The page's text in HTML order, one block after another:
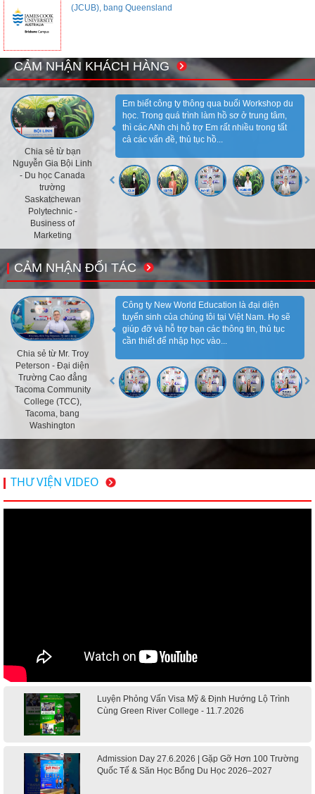
(JCUB), bang Queensland
CẢM NHẬN KHÁCH HÀNG
Chia sẻ từ bạn
Nguyễn Gia Bội Linh
- Du học Canada
trường
Saskatchewan
Polytechnic -
Business of
Marketing
Em biết công ty thông qua buổi Workshop du
học. Trong quá trình làm hồ sơ ở trung tâm,
thì các ANh chị hỗ trợ Em rất nhiều trong tất
cả các vấn đề, thủ tục hồ...
CẢM NHẬN ĐỐI TÁC
Chia sẻ từ Mr. Troy
Peterson - Đại diện
Trường Cao đẳng
Tacoma Community
College (TCC),
Tacoma, bang
Washington
Công ty New World Education là đại diện
tuyển sinh của chúng tôi tại Việt Nam. Họ sẽ
giúp đỡ và hỗ trợ bạn các thông tin, thủ tục
cần thiết để nhập học vào...
THƯ VIỆN VIDEO
Luyện Phỏng Vấn Visa Mỹ & Định Hướng Lộ Trình
Cùng Green River College - 11.7.2026
Admission Day 27.6.2026 | Gặp Gỡ Hơn 100 Trường
Quốc Tế & Săn Học Bổng Du Học 2026–2027